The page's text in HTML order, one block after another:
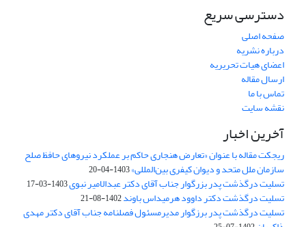
دسترسی سریع
صفحه اصلی
درباره نشریه
اعضای هیات تحریریه
ارسال مقاله
تماس با ما
نقشه سایت
آخرین اخبار
ریجکت مقاله با عنوان «تعارض هنجاری حاکم بر عملکرد نیروهای حافظ صلح
سازمان ملل متحد و دیوان کیفری بین‌المللی»1403-04-20
تسلیت درگذشت پدر بزرگوار جناب آقای دکتر عبدالامیر نبوی1403-03-17
تسلیت درگذشت دکتر داوود هرمیداس باوند1402-08-21
تسلیت درگذشت پدر برزگوار مدیرمسئول فصلنامه جناب آقای دکتر مهدی